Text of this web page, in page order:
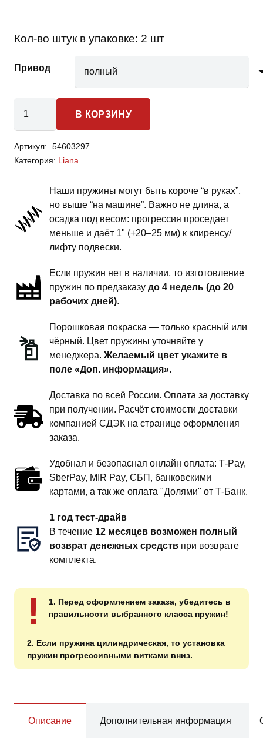
Кол-во штук в упаковке: 2 шт
Привод
товара
Liana
-
подвески
-
комфорт
В КОРЗИНУ
Артикул:
54603297
Категория: Liana
Наши пружины могут быть короче “в руках”,
но выше “на машине”. Важно не длина, а
осадка под весом: прогрессия проседает
меньше и даёт 1" (+20–25 мм) к клиренсу/
лифту подвески.
Если пружин нет в наличии, то изготовление
пружин по предзаказу до 4 недель (до 20
рабочих дней).
Порошковая покраска — только красный или
чёрный. Цвет пружины уточняйте у
менеджера. Желаемый цвет укажите в
поле «Доп. информация».
Доставка по всей России. Оплата за доставку
при получении. Расчёт стоимости доставки
компанией СДЭК на странице оформления
заказа.
Удобная и безопасная онлайн оплата: T‑Pay,
SberPay, MIR Pay, СБП, банковскими
картами, а так же оплата "Долями" от Т-Банк.
1 год тест-драйв
В течение 12 месяцев возможен полный
возврат денежных средств при возврате
комплекта.
!
1. Перед оформлением заказа, убедитесь в
правильности выбранного класса пружин!
2. Если пружина цилиндрическая, то установка
пружин прогрессивными витками вниз.
Описание Дополнительная информация